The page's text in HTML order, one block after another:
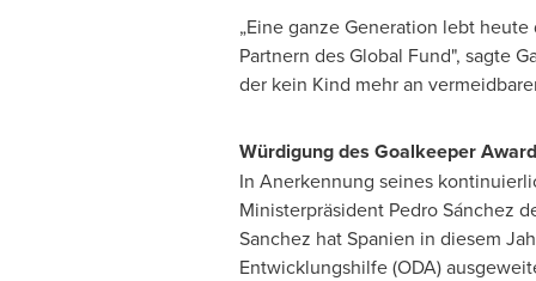
„Eine ganze Generation lebt
Partnern des Global Fund", sagte
der kein Kind mehr an
Würdigung des Goalkeeper
In Anerkennung seines
Ministerpräsident Pedro Sánchez
Sanchez hat Spanien in diesem
Entwicklungshilfe (ODA)